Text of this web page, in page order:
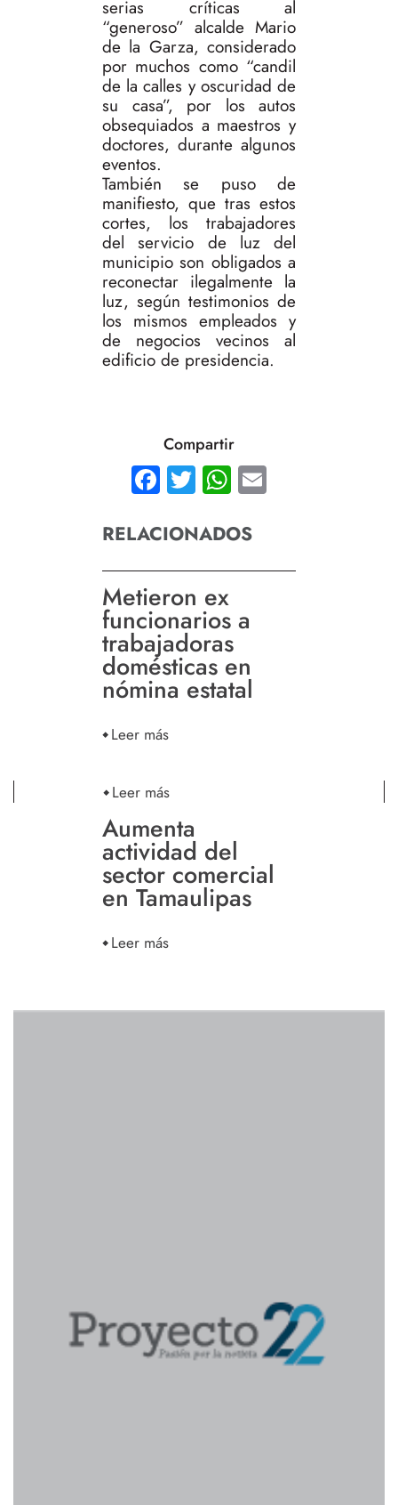
serias críticas al
“generoso” alcalde Mario
de la Garza, considerado
por muchos como “candil
de la calles y oscuridad de
su casa”, por los autos
obsequiados a maestros y
doctores, durante algunos
eventos.
También se puso de
manifiesto, que tras estos
cortes, los trabajadores
del servicio de luz del
municipio son obligados a
reconectar ilegalmente la
luz, según testimonios de
los mismos empleados y
de negocios vecinos al
edificio de presidencia.
Compartir
Facebook
TwitterWhatsApp
RELACIONADOS
Metieron ex
funcionarios a
trabajadoras
domésticas en
nómina estatal
Leer más
Leer más
Aumenta
actividad del
sector comercial
en Tamaulipas
Leer más